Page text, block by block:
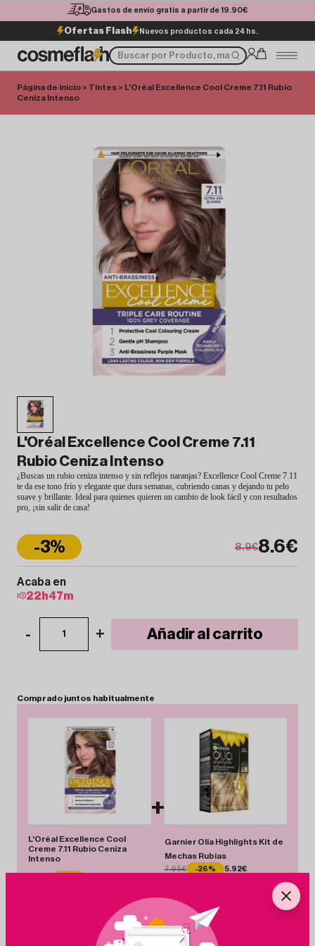
Gastos de envío gratis a partir de 19.90€
Ofertas Flash Nuevos productos cada 24 hs.
Página de inicio > Tintes > L'Oréal Excellence Cool Creme 7.11 Rubio
Ceniza Intenso
L'Oréal Excellence Cool Creme 7.11
Rubio Ceniza Intenso
¿Buscas un rubio ceniza intenso y sin reflejos naranjas? Excellence Cool Creme 7.11
te da ese tono frío y elegante que dura semanas, cubriendo canas y dejando tu pelo
suave y brillante. Ideal para quienes quieren un cambio de look fácil y con resultados
pro, ¡sin salir de casa!
8.6€
-3% 8.9€
Acaba en
22 h47m
- 1 + Añadir al carrito
Comprado juntos habitualmente
L'Oréal Excellence Cool
Creme 7.11 Rubio Ceniza
Intenso
+
Garnier Olia Highlights Kit de
Mechas Rubias
7.95€ -26% 5.92€
Total 14.52 € Añadir Pack